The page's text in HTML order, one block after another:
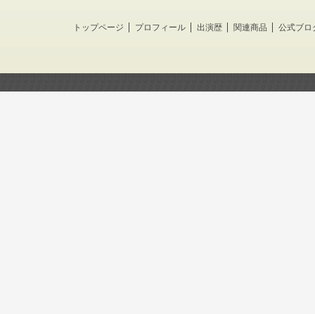
トップページ プロフィール 出演歴 関連商品 公式ブロ